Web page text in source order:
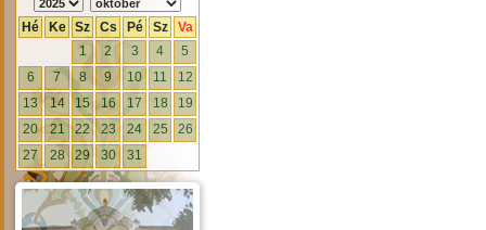
Hé Ke Sz Cs Pé Sz
Va
1
2 3 4
5
6
7 8 9 10 11
12
13
14 15 16 17 18
19
20
21 22 23 24 25
26
27
28 29 30 31